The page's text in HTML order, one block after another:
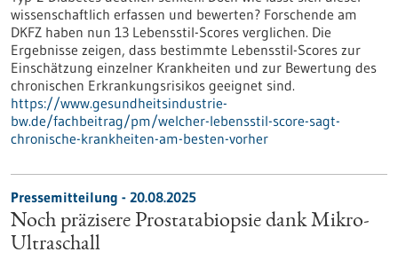
wissenschaftlich erfassen und bewerten? Forschende am
DKFZ haben nun 13 Lebensstil-Scores verglichen. Die
Ergebnisse zeigen, dass bestimmte Lebensstil-Scores zur
Einschätzung einzelner Krankheiten und zur Bewertung des
chronischen Erkrankungsrisikos geeignet sind.
https://www.gesundheitsindustrie-
bw.de/fachbeitrag/pm/welcher-lebensstil-score-sagt-
chronische-krankheiten-am-besten-vorher
Pressemitteilung - 20.08.2025
Noch präzisere Prostatabiopsie dank Mikro-
Ultraschall